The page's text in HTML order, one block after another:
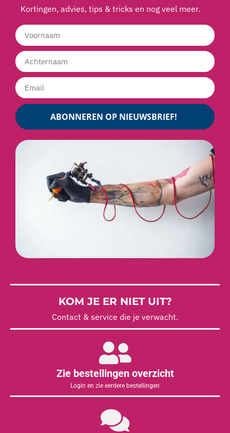
Kortingen, advies, tips & tricks en nog veel meer.
ABONNEREN OP NIEUWSBRIEF!
KOM JE ER NIET UIT?
Contact & service die je verwacht.
Zie bestellingen overzicht
Login en zie eerdere bestellingen